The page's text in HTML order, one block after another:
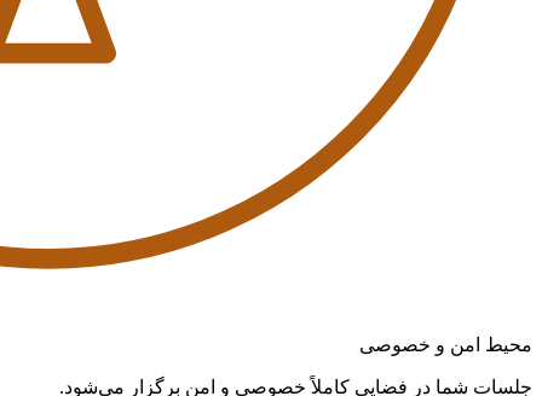
محیط امن و خصوصی
جلسات شما در فضایی کاملاً خصوصی و امن برگزار می‌شود.